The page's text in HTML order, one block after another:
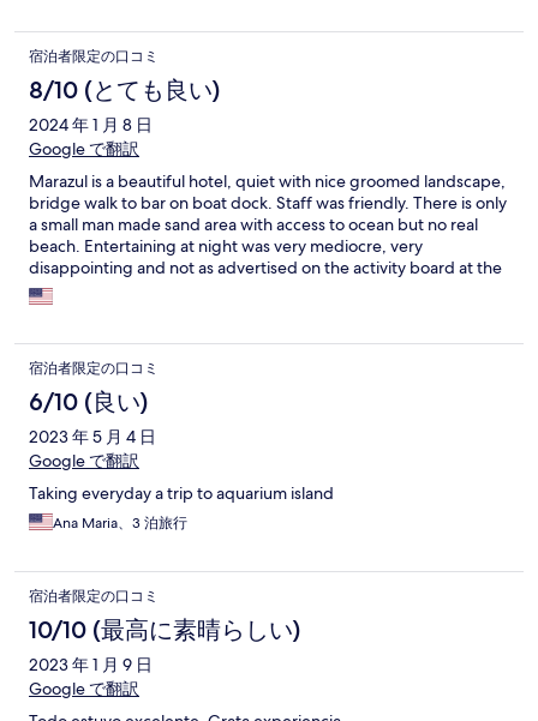
宿泊者限定の口コミ
8/10 (とても良い)
2024 年 1 月 8 日
Google で翻訳
Marazul is a beautiful hotel, quiet with nice groomed landscape,
bridge walk to bar on boat dock. Staff was friendly. There is only
a small man made sand area with access to ocean but no real
beach. Entertaining at night was very mediocre, very
disappointing and not as advertised on the activity board at the
hotel. The drinks at the bar are almost a completely ripooff. The
worst cocktails we have ever drinken. No name brands liquor.
宿泊者限定の口コミ
6/10 (良い)
2023 年 5 月 4 日
Google で翻訳
Taking everyday a trip to aquarium island
Ana Maria、3 泊旅行
宿泊者限定の口コミ
10/10 (最高に素晴らしい)
2023 年 1 月 9 日
Google で翻訳